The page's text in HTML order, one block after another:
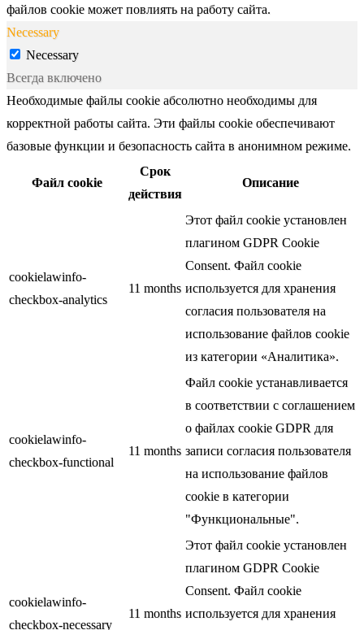
файлов cookie может повлиять на работу сайта.
Necessary
Necessary
Всегда включено
Необходимые файлы cookie абсолютно необходимы для
корректной работы сайта. Эти файлы cookie обеспечивают
базовые функции и безопасность сайта в анонимном режиме.
Файл cookie
Срок
действия
Описание
cookielawinfo-
checkbox-analytics
11 months
Этот файл cookie установлен
плагином GDPR Cookie
Consent. Файл cookie
используется для хранения
согласия пользователя на
использование файлов cookie
из категории «Аналитика».
cookielawinfo-
checkbox-functional
11 months
Файл cookie устанавливается
в соответствии с соглашением
о файлах cookie GDPR для
записи согласия пользователя
на использование файлов
cookie в категории
"Функциональные".
cookielawinfo-
checkbox-necessary
11 months
Этот файл cookie установлен
плагином GDPR Cookie
Consent. Файл cookie
используется для хранения